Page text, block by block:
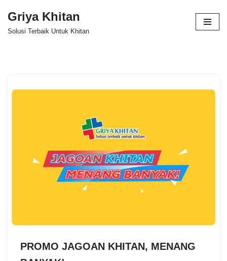
Lompat
Griya Khitan
Solusi Terbaik Untuk Khitan
PROMO JAGOAN KHITAN, MENANG